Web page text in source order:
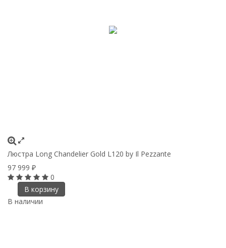
Люстра Long Chandelier Gold L120 by Il Pezzante
97 999 ₽
0
В корзину
В наличии